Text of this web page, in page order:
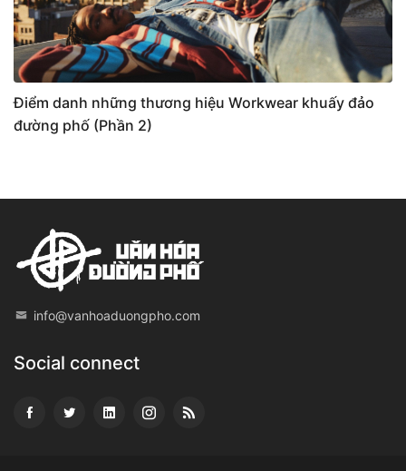
Điểm danh những thương hiệu Workwear khuấy đảo
đường phố (Phần 2)
info@vanhoaduongpho.com
Social connect